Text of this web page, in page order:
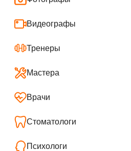
Видеографы
Тренеры
Мастера
Врачи
Стоматологи
Психологи